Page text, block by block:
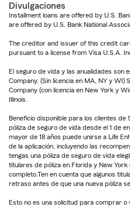
Divulgaciones
Installment loans are offered by U.S.
are offered by U.S. Bank National
The creditor and issuer of this credit
pursuant to a license from Visa U.S.A.
El seguro de vida y las anualidades son
Company. (Sin licencia en MA, NY y
Company (con licencia en New York y
Illinois.
Beneficio disponible para los clientes
póliza de seguro de vida desde el 1 de
mayor de 18 años puede unirse a Life
de la aplicación, incluyendo las
tengas una póliza de seguro de vida
titulares de póliza en Florida y New
completo.Ten en cuenta que algunos
retraso antes de que una nueva póliza
Esto no es una solicitud para comprar